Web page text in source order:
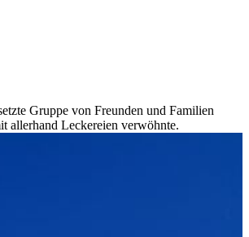
Gruppe von Freunden und Familien
allerhand Leckereien verwöhnte.